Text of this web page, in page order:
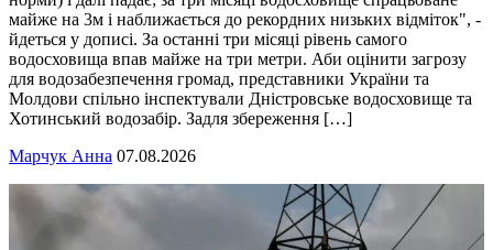
майже на 3м і наближається до рекордних низьких відміток", -
йдеться у дописі. За останні три місяці рівень самого
водосховища впав майже на три метри. Аби оцінити загрозу
для водозабезпечення громад, представники України та
Молдови спільно інспектували Дністровське водосховище та
Хотинський водозабір. Задля збереження […]
Марчук Анна 07.08.2026